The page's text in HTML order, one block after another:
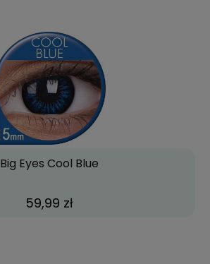
Big Eyes Cool Blue
59,99 zł